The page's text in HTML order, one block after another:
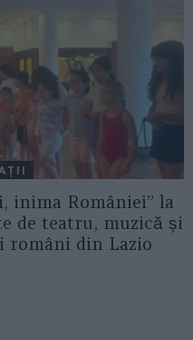
inima României” la
de teatru, muzică și
din Lazio